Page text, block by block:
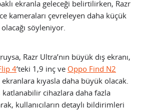
ekranla geleceği belirtilirken, Razr
kameraları çevreleyen daha küçük
söyleniyor.
Razr Ultra’nın büyük dış ekranı,
4‘teki 1,9 inç ve Oppo Find N2
ekranlara kıyasla daha büyük olacak.
katlanabilir cihazlara daha fazla
kullanıcıların detaylı bildirimleri